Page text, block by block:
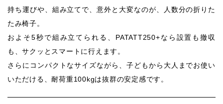
持ち運びや、組み立てで、意外と大変なのが、人数分の折りた
たみ椅子。
およそ5秒で組み立てられる、PATATT250+なら設置も撤収
も、サクッとスマートに行えます。
さらにコンパクトなサイズながら、子どもから大人までお使い
いただける、耐荷重100kgは抜群の安定感です。